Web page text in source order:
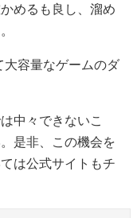
めるも良し、溜め
大容量なゲームのダ
中々できないこ
是非、この機会を
は公式サイトもチ